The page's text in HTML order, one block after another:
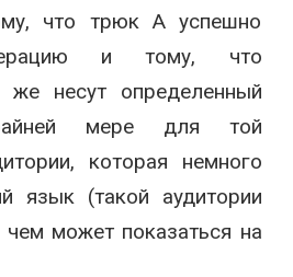
что трюк А успешно
и тому, что
же несут определенный
мере для той
которая немного
язык (такой аудитории
может показаться на